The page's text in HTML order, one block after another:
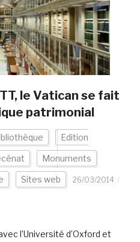
le Vatican se fait
patrimonial
Edition
Monuments
Sites web
26/03/2014
l’Université d’Oxford et